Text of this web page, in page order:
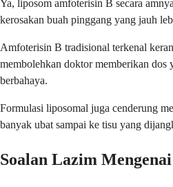
Ya, liposom amfoterisin B secara
kerosakan buah pinggang yang jauh
Amfoterisin B tradisional terkenal
membolehkan doktor memberikan
berbahaya.
Formulasi liposomal juga cenderung
banyak ubat sampai ke tisu yang
Soalan Lazim